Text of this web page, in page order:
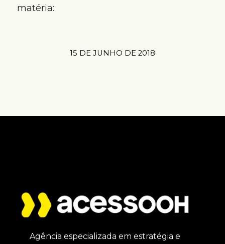
matéria:
15 DE JUNHO DE 2018
Agência especializada em estratégia e